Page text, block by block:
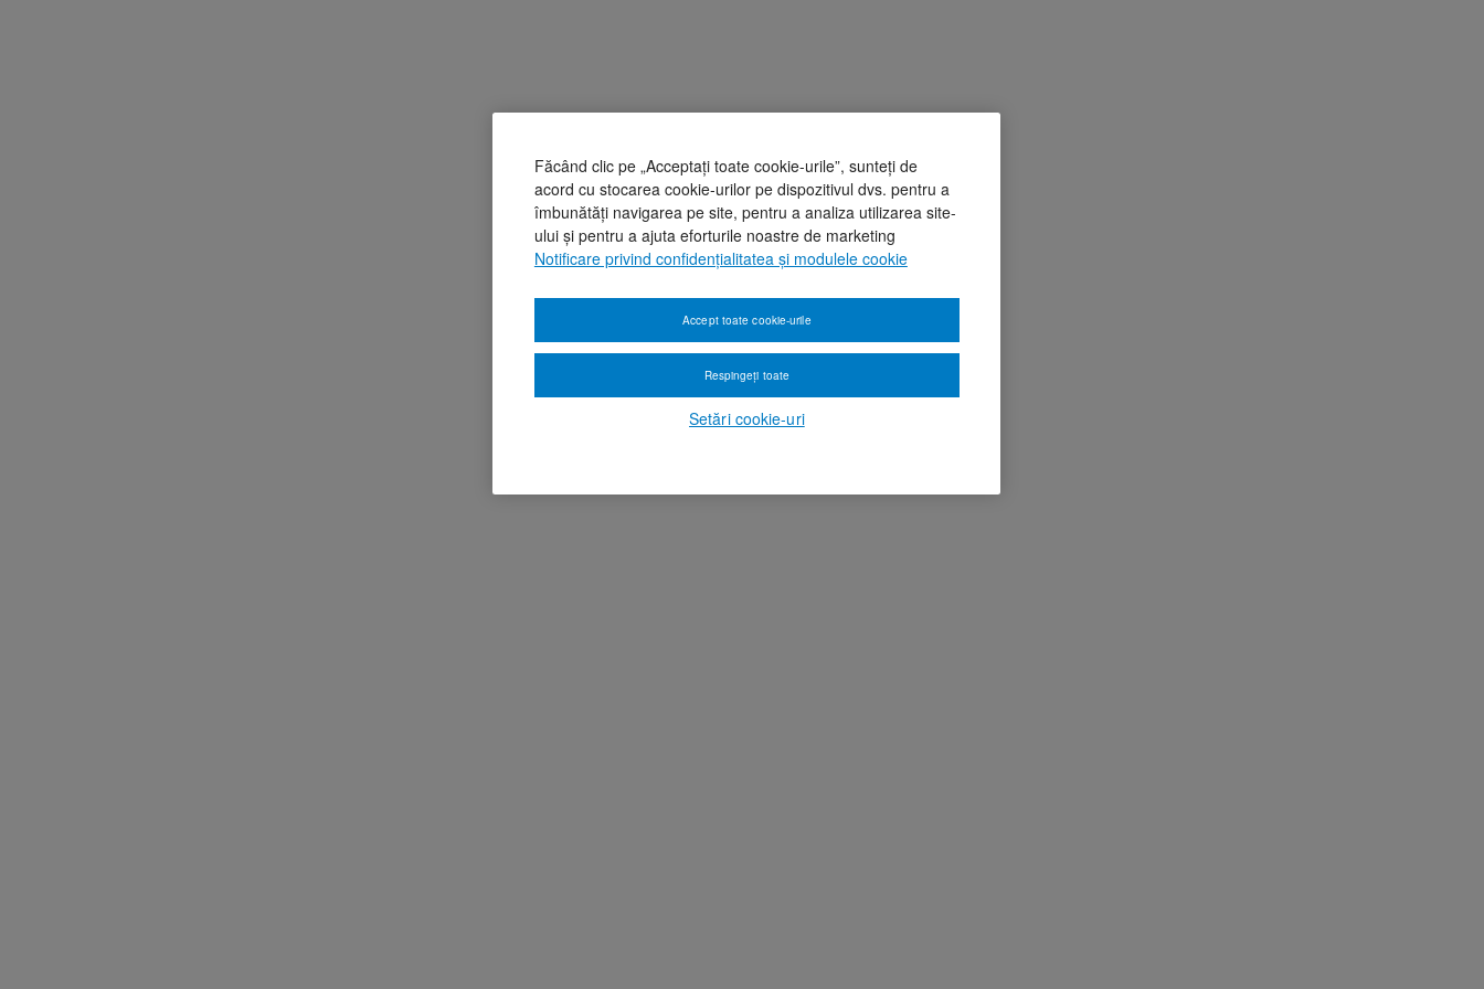
Făcând clic pe „Acceptați toate cookie-urile”, sunteți de
acord cu stocarea cookie-urilor pe dispozitivul dvs. pentru a
îmbunătăți navigarea pe site, pentru a analiza utilizarea site-
ului și pentru a ajuta eforturile noastre de marketing
Notificare privind confidențialitatea și modulele cookie
Setări cookie-uri
Respingeți toate
Accept toate cookie-urile